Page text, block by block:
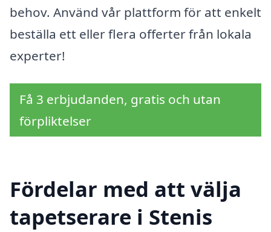
behov. Använd vår plattform för att enkelt
beställa ett eller flera offerter från lokala
experter!
Få 3 erbjudanden, gratis och utan
förpliktelser
Fördelar med att välja
tapetserare i Stenis